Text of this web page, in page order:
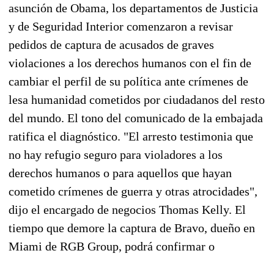
asunción de Obama, los departamentos de Justicia
y de Seguridad Interior comenzaron a revisar
pedidos de captura de acusados de graves
violaciones a los derechos humanos con el fin de
cambiar el perfil de su política ante crímenes de
lesa humanidad cometidos por ciudadanos del resto
del mundo. El tono del comunicado de la embajada
ratifica el diagnóstico. "El arresto testimonia que
no hay refugio seguro para violadores a los
derechos humanos o para aquellos que hayan
cometido crímenes de guerra y otras atrocidades",
dijo el encargado de negocios Thomas Kelly. El
tiempo que demore la captura de Bravo, dueño en
Miami de RGB Group, podrá confirmar o